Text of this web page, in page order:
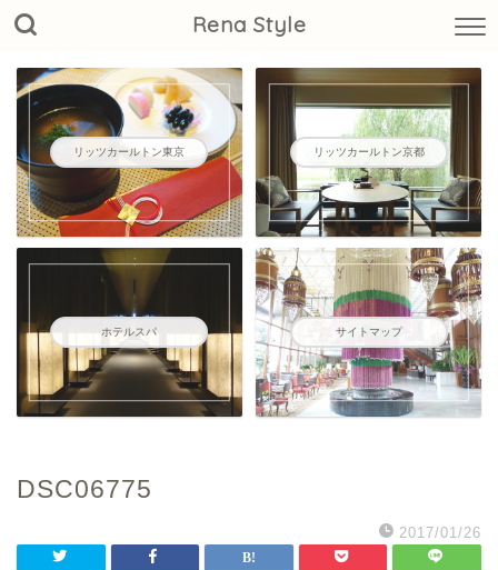
Rena Style
リッツカールトン東京 リッツカールトン京都
ホテルスパ サイトマップ
DSC06775
2017/01/26